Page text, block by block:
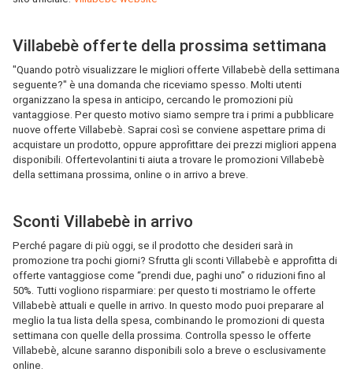
Villabebè offerte della prossima settimana
"Quando potrò visualizzare le migliori offerte Villabebè della settimana
seguente?" è una domanda che riceviamo spesso. Molti utenti
organizzano la spesa in anticipo, cercando le promozioni più
vantaggiose. Per questo motivo siamo sempre tra i primi a pubblicare
nuove offerte Villabebè. Saprai così se conviene aspettare prima di
acquistare un prodotto, oppure approfittare dei prezzi migliori appena
disponibili. Offertevolantini ti aiuta a trovare le promozioni Villabebè
della settimana prossima, online o in arrivo a breve.
Sconti Villabebè in arrivo
Perché pagare di più oggi, se il prodotto che desideri sarà in
promozione tra pochi giorni? Sfrutta gli sconti Villabebè e approfitta di
offerte vantaggiose come “prendi due, paghi uno” o riduzioni fino al
50%. Tutti vogliono risparmiare: per questo ti mostriamo le offerte
Villabebè attuali e quelle in arrivo. In questo modo puoi preparare al
meglio la tua lista della spesa, combinando le promozioni di questa
settimana con quelle della prossima. Controlla spesso le offerte
Villabebè, alcune saranno disponibili solo a breve o esclusivamente
online.